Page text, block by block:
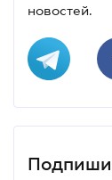
новостей.